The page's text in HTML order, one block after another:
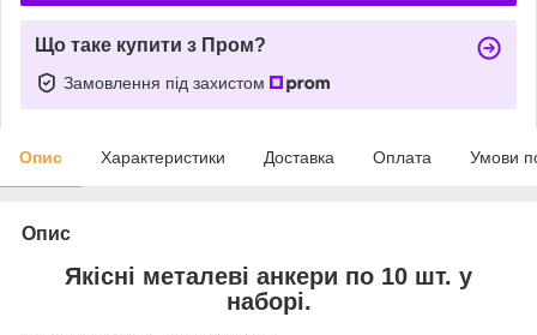
Що таке купити з Пром?
Замовлення під захистом
Опис Характеристики Доставка Оплата Умови
Опис
Якісні металеві анкери по 10 шт. у
наборі.